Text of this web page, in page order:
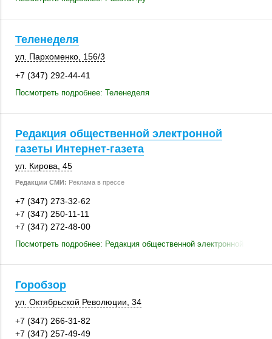
Теленеделя
ул. Пархоменко 156/3
+7 (347) 292-44-41
Посмотреть подробнее: Теленеделя
Редакция общественной электронной
газеты Интернет-газета
ул. Кирова, 45
Редакции СМИ: Реклама в прессе
+7 (347) 273-32-62
+7 (347) 250-11-11
+7 (347) 272-48-00
Посмотреть подробнее: Редакция общественной электронной газеты
Горобзор
ул. Октябрьской Революции, 34
+7 (347) 266-31-82
+7 (347) 257-49-49